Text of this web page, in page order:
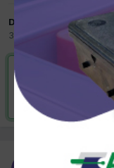
Da robys
30 Marzo 2012in
robys